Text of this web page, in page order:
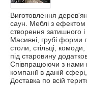
Виготовлення
саун. Меблі з ефектом
створення затишного і
Масивні, грубі форми
столи, стільці,
під старовину
Співпрацюючи з нами
компанії в даній
Доставка по всій